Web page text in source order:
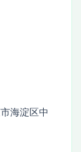
海淀区中